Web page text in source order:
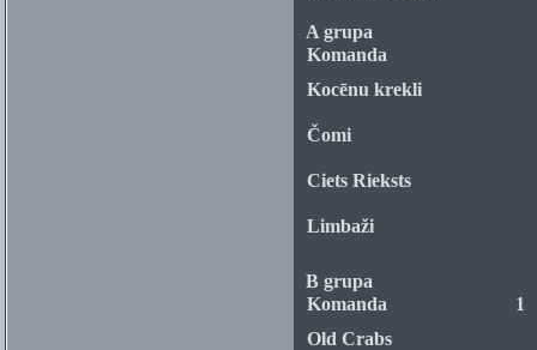
A grupa
Komanda
Kocēnu krekli
Čomi
Ciets Rieksts
Limbaži
B grupa
Komanda
1
Old Crabs